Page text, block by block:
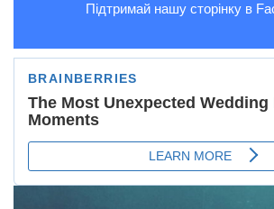
Підтримай нашу сторінку в